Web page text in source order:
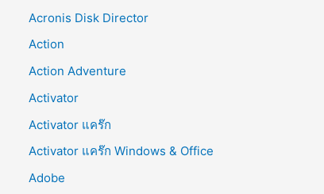
Acronis Disk Director
Action
Action Adventure
Activator
Activator แคร๊ก
Activator แคร๊ก Windows & Office
Adobe